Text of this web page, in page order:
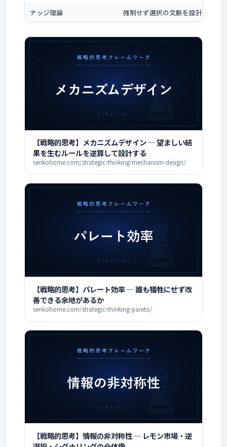
ナッジ理論
強制せず選択の文脈を設計して行
【戦略的思考】メカニズムデザイン ─ 望ましい結
果を生むルールを逆算して設計する
senkohome.com/strategic-thinking-mechanism-design/
【戦略的思考】パレート効率 ─ 誰も犠牲にせず改
善できる余地があるか
senkohome.com/strategic-thinking-pareto/
【戦略的思考】情報の非対称性 ─ レモン市場・逆